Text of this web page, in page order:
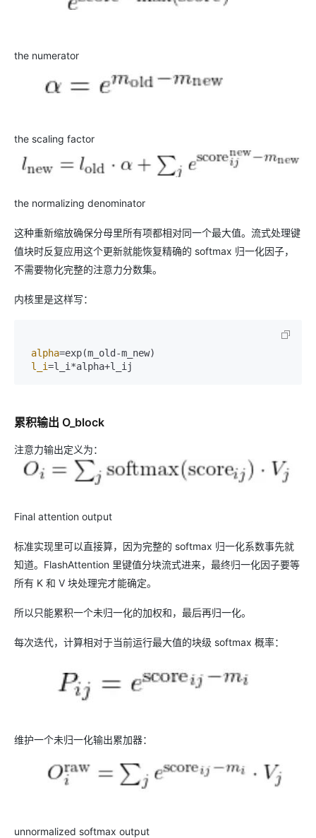
the numerator
the scaling factor
the normalizing denominator
这种重新缩放确保分母里所有项都相对同一个最大值。流式处理键
值块时反复应用这个更新就能恢复精确的 softmax 归一化因子，
不需要物化完整的注意力分数集。
内核里是这样写：
alpha=exp(m_old-m_new)
l_i
累积输出 O_block
注意力输出定义为：
Final attention output
标准实现里可以直接算，因为完整的 softmax 归一化系数事先就
知道。FlashAttention 里键值分块流式进来，最终归一化因子要等
所有 K 和 V 块处理完才能确定。
所以只能累积一个未归一化的加权和，最后再归一化。
每次迭代，计算相对于当前运行最大值的块级 softmax 概率：
维护一个未归一化输出累加器：
unnormalized softmax output